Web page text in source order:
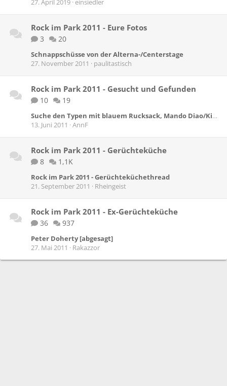
27. April 2019 einsiedler
Rock im Park 2011 - Eure Fotos
3 20
Schnappschüsse von der Alterna-/Centerstage
27. November 2011
paulitastisch
Rock im Park 2011 - Gesucht und Gefunden
10 19
Suche den Typen mit blauem Rucksack, Mando Diao/Kings of Leon, Bühne rechte Seite ...
13. Juni 2011
AnnF
Rock im Park 2011 - Gerüchteküche
8 1,1K
Rock im Park 2011 - Gerüchteküchethread
21. September 2011
Rheingeist
Rock im Park 2011 - Ex-Gerüchteküche
36 937
Peter Doherty [abgesagt]
27. Mai 2011
Rakazzor